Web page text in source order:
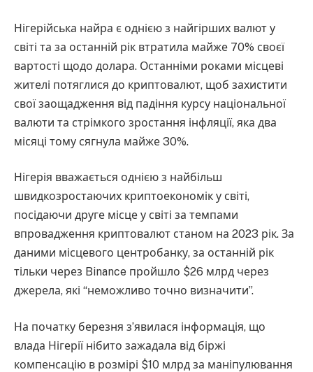
Нігерійська найра є однією з найгірших валют у
світі та за останній рік втратила майже 70% своєї
вартості щодо долара. Останніми роками місцеві
жителі потяглися до криптовалют, щоб захистити
свої заощадження від падіння курсу національної
валюти та стрімкого зростання інфляції, яка два
місяці тому сягнула майже 30%.
Нігерія вважається однією з найбільш
швидкозростаючих криптоекономік у світі,
посідаючи друге місце у світі за темпами
впровадження криптовалют станом на 2023 рік. За
даними місцевого центробанку, за останній рік
тільки через Binance пройшло $26 млрд через
джерела, які “неможливо точно визначити”.
На початку березня з’явилася інформація, що
влада Нігерії нібито зажадала від біржі
компенсацію в розмірі $10 млрд за маніпулювання